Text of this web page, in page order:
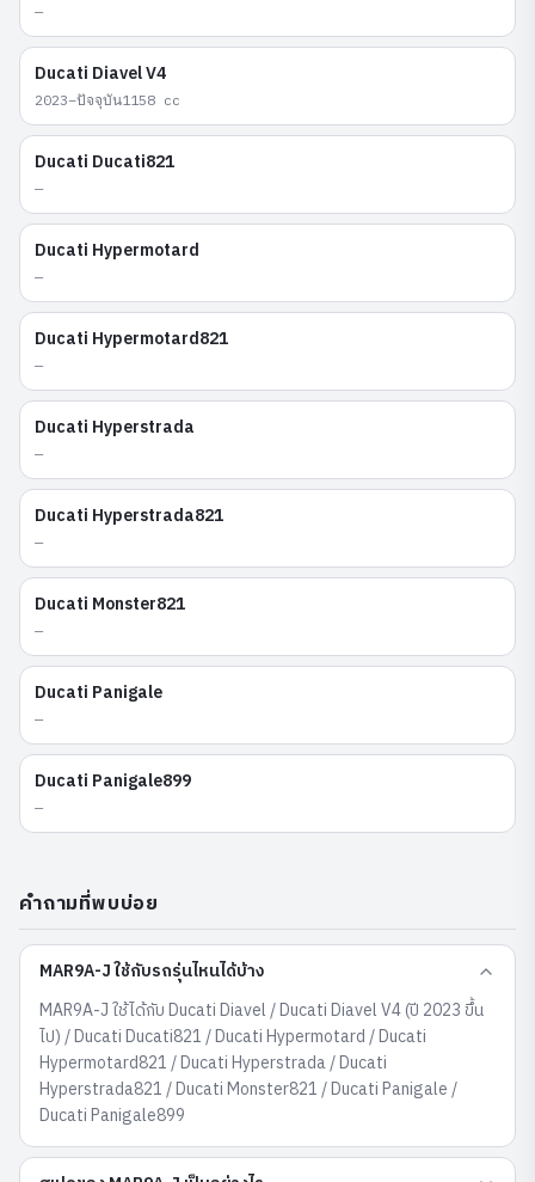
—
Ducati Diavel V4
2023–ปัจจุบัน1158 cc
Ducati Ducati821
—
Ducati Hypermotard
—
Ducati Hypermotard821
—
Ducati Hyperstrada
—
Ducati Hyperstrada821
—
Ducati Monster821
—
Ducati Panigale
—
Ducati Panigale899
—
คำถามที่พบบ่อย
MAR9A-J ใช้กับรถรุ่นไหนได้บ้าง
MAR9A-J ใช้ได้กับ Ducati Diavel / Ducati Diavel V4 (ปี 2023 ขึ้น
ไป) / Ducati Ducati821 / Ducati Hypermotard / Ducati
Hypermotard821 / Ducati Hyperstrada / Ducati
Hyperstrada821 / Ducati Monster821 / Ducati Panigale /
Ducati Panigale899